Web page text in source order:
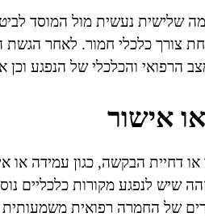
שלישית נעשית מול המוסד
צורך כלכלי חמור. לאחר
הרפואי והכלכלי של הנפגע וכן
אישור
או דחיית הבקשה, כגון עמידה או
שיש לנפגע מקורות כלכליים
של החמרה רפואית משמעותית